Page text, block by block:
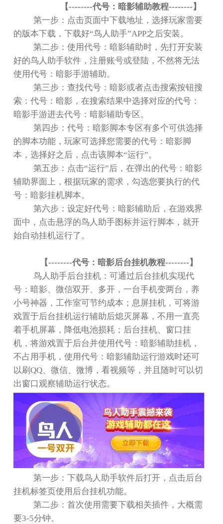
【--------代号：暗影辅助教程--------】
第一步：点击页面中下载地址，选择玩家需要
的版本下载，下载好“鸟人助手”APP之后安装。
第二步：使用代号：暗影辅助时，先打开安装
好的鸟人助手软件，注册账号或登陆，不然将无法
使用代号：暗影手游辅助。
第三步：查找代号：暗影或者点击搜索按钮搜
索：代号：暗影，在搜索结果中选择对应的代号：
暗影手游进去代号：暗影辅助专区。
第四步：代号：暗影脚本专区有多个可供选择
的脚本功能，玩家可选择您需要的代号：暗影脚
本，选择好之后，点击该脚本“运行”。
第五步：点击“运行”后，在弹出的代号：暗影
辅助界面上，根据玩家的需求，勾选您要执行的代
号：暗影挂机脚本。
第六步：设定好代号：暗影辅助后，在游戏界
面中，点击悬浮的鸟人助手图标并运行脚本，就开
始自动挂机运行了。
【--------代号：暗影后台挂机教程--------】
鸟人助手后台挂机：可通过后台挂机实现代
号：暗影、微信双开、多开，一台手机变两台，养
小号神器，工作室可节约成本；息屏挂机，可将游
戏置于后台挂机运行辅助后熄灭屏幕，不用一直亮
着手机屏幕，降低电池损耗；后台挂机、窗口挂
机，将游戏置于后台并使用代号：暗影辅助挂机，
不占用手机，使用代号：暗影辅助运行游戏时还可
以刷QQ 、微信、微博，看视频等，并且随时可以切
出窗口观察辅助运行状态。
第一步：下载鸟人助手软件后打开，点击后台
挂机标签页使用后台挂机功能。
第二步：首次使用需要下载相关插件，大概需
要3-5分钟。